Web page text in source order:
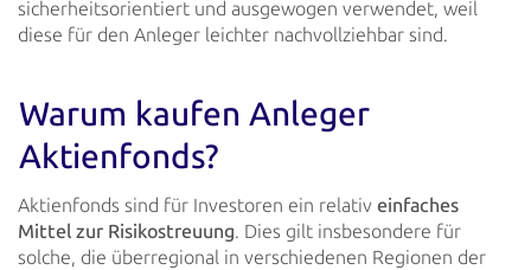
sicherheitsorientiert und ausgewogen verwendet, weil
diese für den Anleger leichter nachvollziehbar sind.
Warum kaufen Anleger
Aktienfonds?
Aktienfonds sind für Investoren ein relativ einfaches
Mittel zur Risikostreuung. Dies gilt insbesondere für
solche, die überregional in verschiedenen Regionen der